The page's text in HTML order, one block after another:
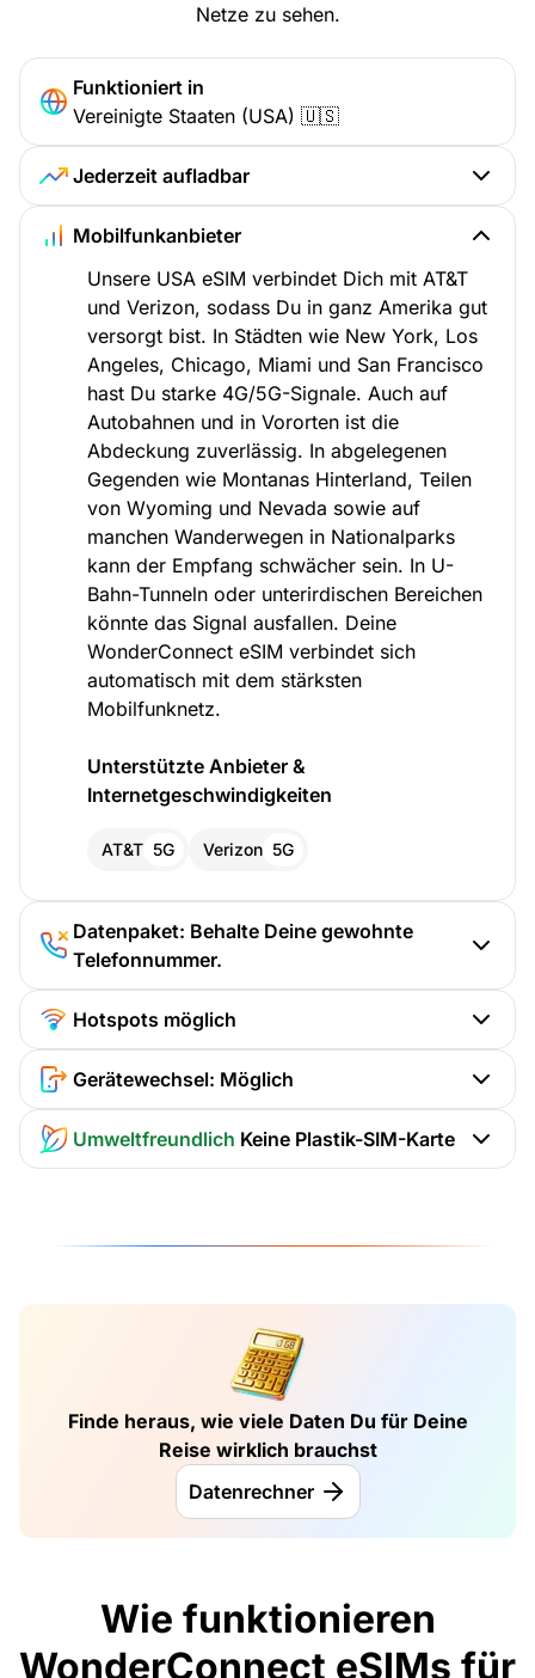
Netze zu sehen.
Funktioniert in
Vereinigte Staaten (USA) 🇺🇸
Jederzeit aufladbar
Mobilfunkanbieter
Unsere USA eSIM verbindet Dich mit AT&T
und Verizon, sodass Du in ganz Amerika gut
versorgt bist. In Städten wie New York, Los
Angeles, Chicago, Miami und San Francisco
hast Du starke 4G/5G-Signale. Auch auf
Autobahnen und in Vororten ist die
Abdeckung zuverlässig. In abgelegenen
Gegenden wie Montanas Hinterland, Teilen
von Wyoming und Nevada sowie auf
manchen Wanderwegen in Nationalparks
kann der Empfang schwächer sein. In U-
Bahn-Tunneln oder unterirdischen Bereichen
könnte das Signal ausfallen. Deine
WonderConnect eSIM verbindet sich
automatisch mit dem stärksten
Mobilfunknetz.
Unterstützte Anbieter &
Internetgeschwindigkeiten
AT&T 5G Verizon 5G
Datenpaket: Behalte Deine gewohnte
Telefonnummer.
Hotspots möglich
Gerätewechsel: Möglich
Umweltfreundlich Keine Plastik-SIM-Karte
Finde heraus, wie viele Daten Du für Deine
Reise wirklich brauchst
Datenrechner
Wie funktionieren
WonderConnect eSIMs für